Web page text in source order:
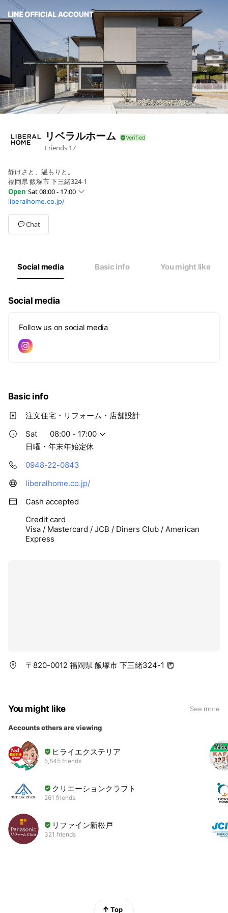
リベラルホーム
Friends 17
静けさと、温もりと。
福岡県 飯塚市 下三緒324-1
Open Sat 08:00 - 17:00
SunClosed
Mon08:00 - 17:00
Tue08:00 - 17:00
Wed08:00 - 17:00
08:00 - 17:00
日曜・年末年始定休
liberalhome.co.jp/
Chat
Social media Basic info You might like
Social media
Follow us on social media
Basic info
注文住宅・リフォーム・店舗設計
Sat
08:00 - 17:00
日曜・年末年始定休
0948-22-0843
liberalhome.co.jp/
Cash accepted
Credit card
Visa / Mastercard / JCB / Diners Club / American
Express
〒820-0012 福岡県 飯塚市 下三緒324-1
You might like See more
Accounts others are viewing
ヒライエクステリア
5,845 friends
クリエーションクラフト
261 friends
リファイン新松戸
321 friends
Top